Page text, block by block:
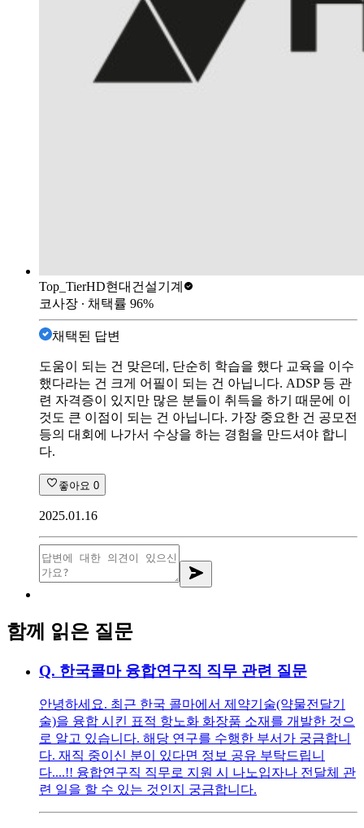
Top_TierHD현대건설기계
코사장 ∙ 채택률 96%
채택된 답변
도움이 되는 건 맞은데, 단순히 학습을 했다 교육을 이수
했다라는 건 크게 어필이 되는 건 아닙니다. ADSP 등 관
련 자격증이 있지만 많은 분들이 취득을 하기 때문에 이
것도 큰 이점이 되는 건 아닙니다. 가장 중요한 건 공모전
등의 대회에 나가서 수상을 하는 경험을 만드셔야 합니
다.
좋아요 0
2025.01.16
함께 읽은 질문
Q. 한국콜마 융합연구직 직무 관련 질문
안녕하세요. 최근 한국 콜마에서 제약기술(약물전달기
술)을 융합 시킨 표적 항노화 화장품 소재를 개발한 것으
로 알고 있습니다. 해당 연구를 수행한 부서가 궁금합니
다. 재직 중이신 분이 있다면 정보 공유 부탁드립니
다....!! 융합연구직 직무로 지원 시 나노입자나 전달체 관
련 일을 할 수 있는 것인지 궁금합니다.